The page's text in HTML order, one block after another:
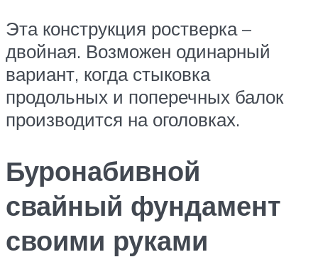
Эта конструкция ростверка –
двойная. Возможен одинарный
вариант, когда стыковка
продольных и поперечных балок
производится на оголовках.
Буронабивной
свайный фундамент
своими руками